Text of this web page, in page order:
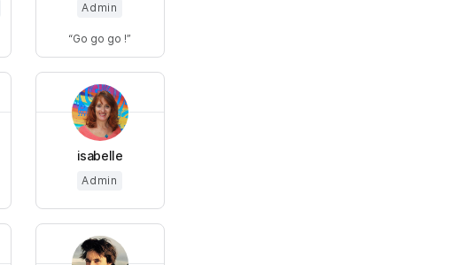
Admin
Go go go !
isabelle
Admin